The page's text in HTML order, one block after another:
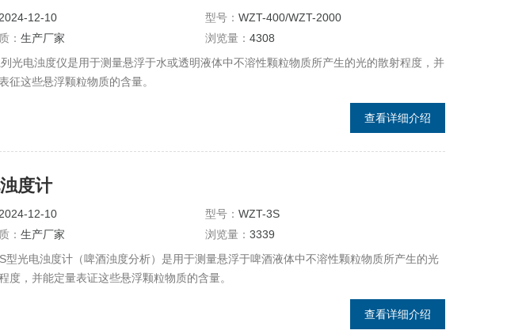
2024-12-10 型号： WZT-400/WZT-2000
： 生产厂家 浏览量： 4308
光电浊度仪是用于测量悬浮于水或透明液体中不溶性颗粒物质所产生的光的散射程度，并
征这些悬浮颗粒物质的含量。
查看详细介绍
度计
2024-12-10 型号： WZT-3S
： 生产厂家 浏览量： 3339
型光电浊度计（啤酒浊度分析）是用于测量悬浮于啤酒液体中不溶性颗粒物质所产生的光
度，并能定量表证这些悬浮颗粒物质的含量。
查看详细介绍